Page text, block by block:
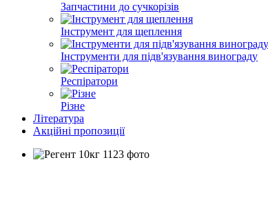
Запчастини до сучкорізів
Інструмент для щеплення
Інструменти для підв'язування винограду
Респіратори
Різне
Література
Акційні пропозиції